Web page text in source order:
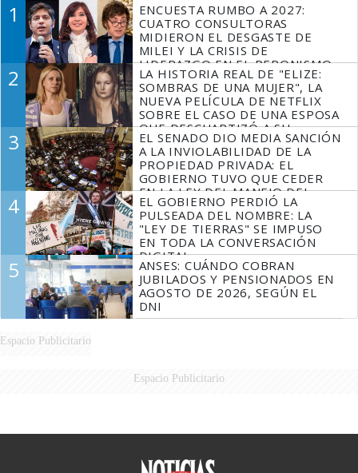
1
ENCUESTA RUMBO A 2027:
CUATRO CONSULTORAS
MIDIERON EL DESGASTE DE
MILEI Y LA CRISIS DE
LIDERAZGO EN EL PERONISMO
2
LA HISTORIA REAL DE "ELIZE:
SOMBRAS DE UNA MUJER", LA
NUEVA PELÍCULA DE NETFLIX
SOBRE EL CASO DE UNA ESPOSA
QUE DESCUARTIZÓ A SU
MARIDO
3
EL SENADO DIO MEDIA SANCIÓN
A LA INVIOLABILIDAD DE LA
PROPIEDAD PRIVADA: EL
GOBIERNO TUVO QUE CEDER
EN LA LEY DEL MANEJO DEL
FUEGO
4
EL GOBIERNO PERDIÓ LA
PULSEADA DEL NOMBRE: LA
"LEY DE TIERRAS" SE IMPUSO
EN TODA LA CONVERSACIÓN
DIGITAL
5
ANSES: CUÁNDO COBRAN
JUBILADOS Y PENSIONADOS EN
AGOSTO DE 2026, SEGÚN EL
DNI
Espacio Publicitario
Espacio Publicitario